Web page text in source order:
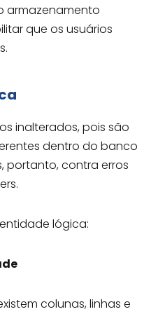
armazenamento
que os usuários
inalterados, pois são
dentro do banco
portanto, contra erros
lógica:
colunas, linhas e